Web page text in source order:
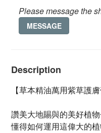
Please message the
MESSAGE
Description
【草本精油萬用紫草護膚
讚美大地賜與的美好植
懂得如何運用這偉大的